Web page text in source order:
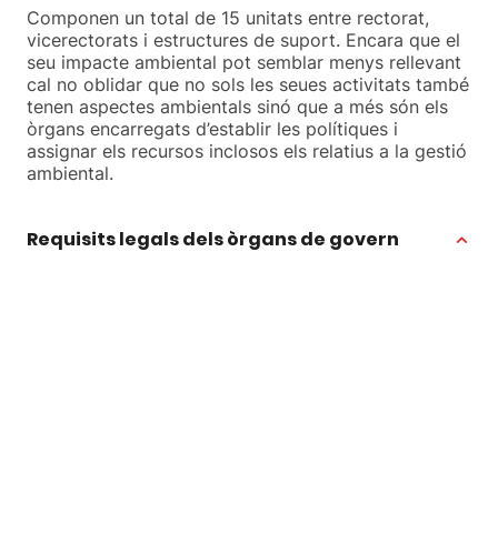
Componen un total de 15 unitats entre rectorat,
vicerectorats i estructures de suport. Encara que el
seu impacte ambiental pot semblar menys rellevant
cal no oblidar que no sols les seues activitats també
tenen aspectes ambientals sinó que a més són els
òrgans encarregats d’establir les polítiques i
assignar els recursos inclosos els relatius a la gestió
ambiental.
Requisits legals dels òrgans de govern